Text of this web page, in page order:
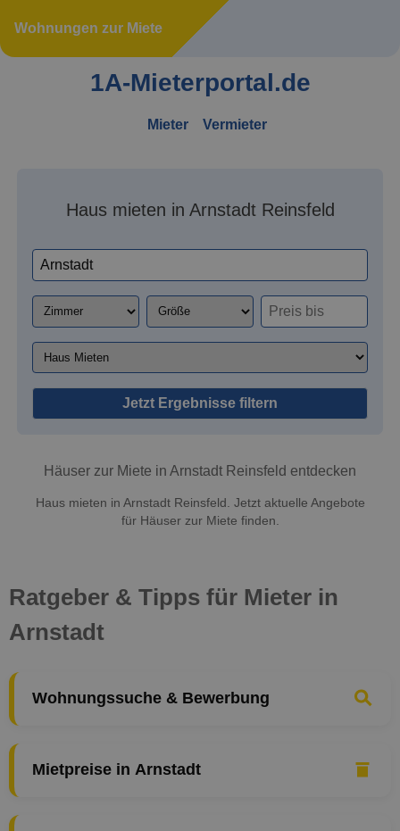
Wohnungen zur Miete
1A-Mieterportal.de
Mieter Vermieter
Haus mieten in Arnstadt Reinsfeld
Jetzt Ergebnisse filtern
Häuser zur Miete in Arnstadt Reinsfeld entdecken
Haus mieten in Arnstadt Reinsfeld. Jetzt aktuelle Angebote
für Häuser zur Miete finden.
Ratgeber & Tipps für Mieter in
Arnstadt
Wohnungssuche & Bewerbung
Mietpreise in Arnstadt